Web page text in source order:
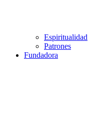
Espiritualidad
Patrones
Fundadora